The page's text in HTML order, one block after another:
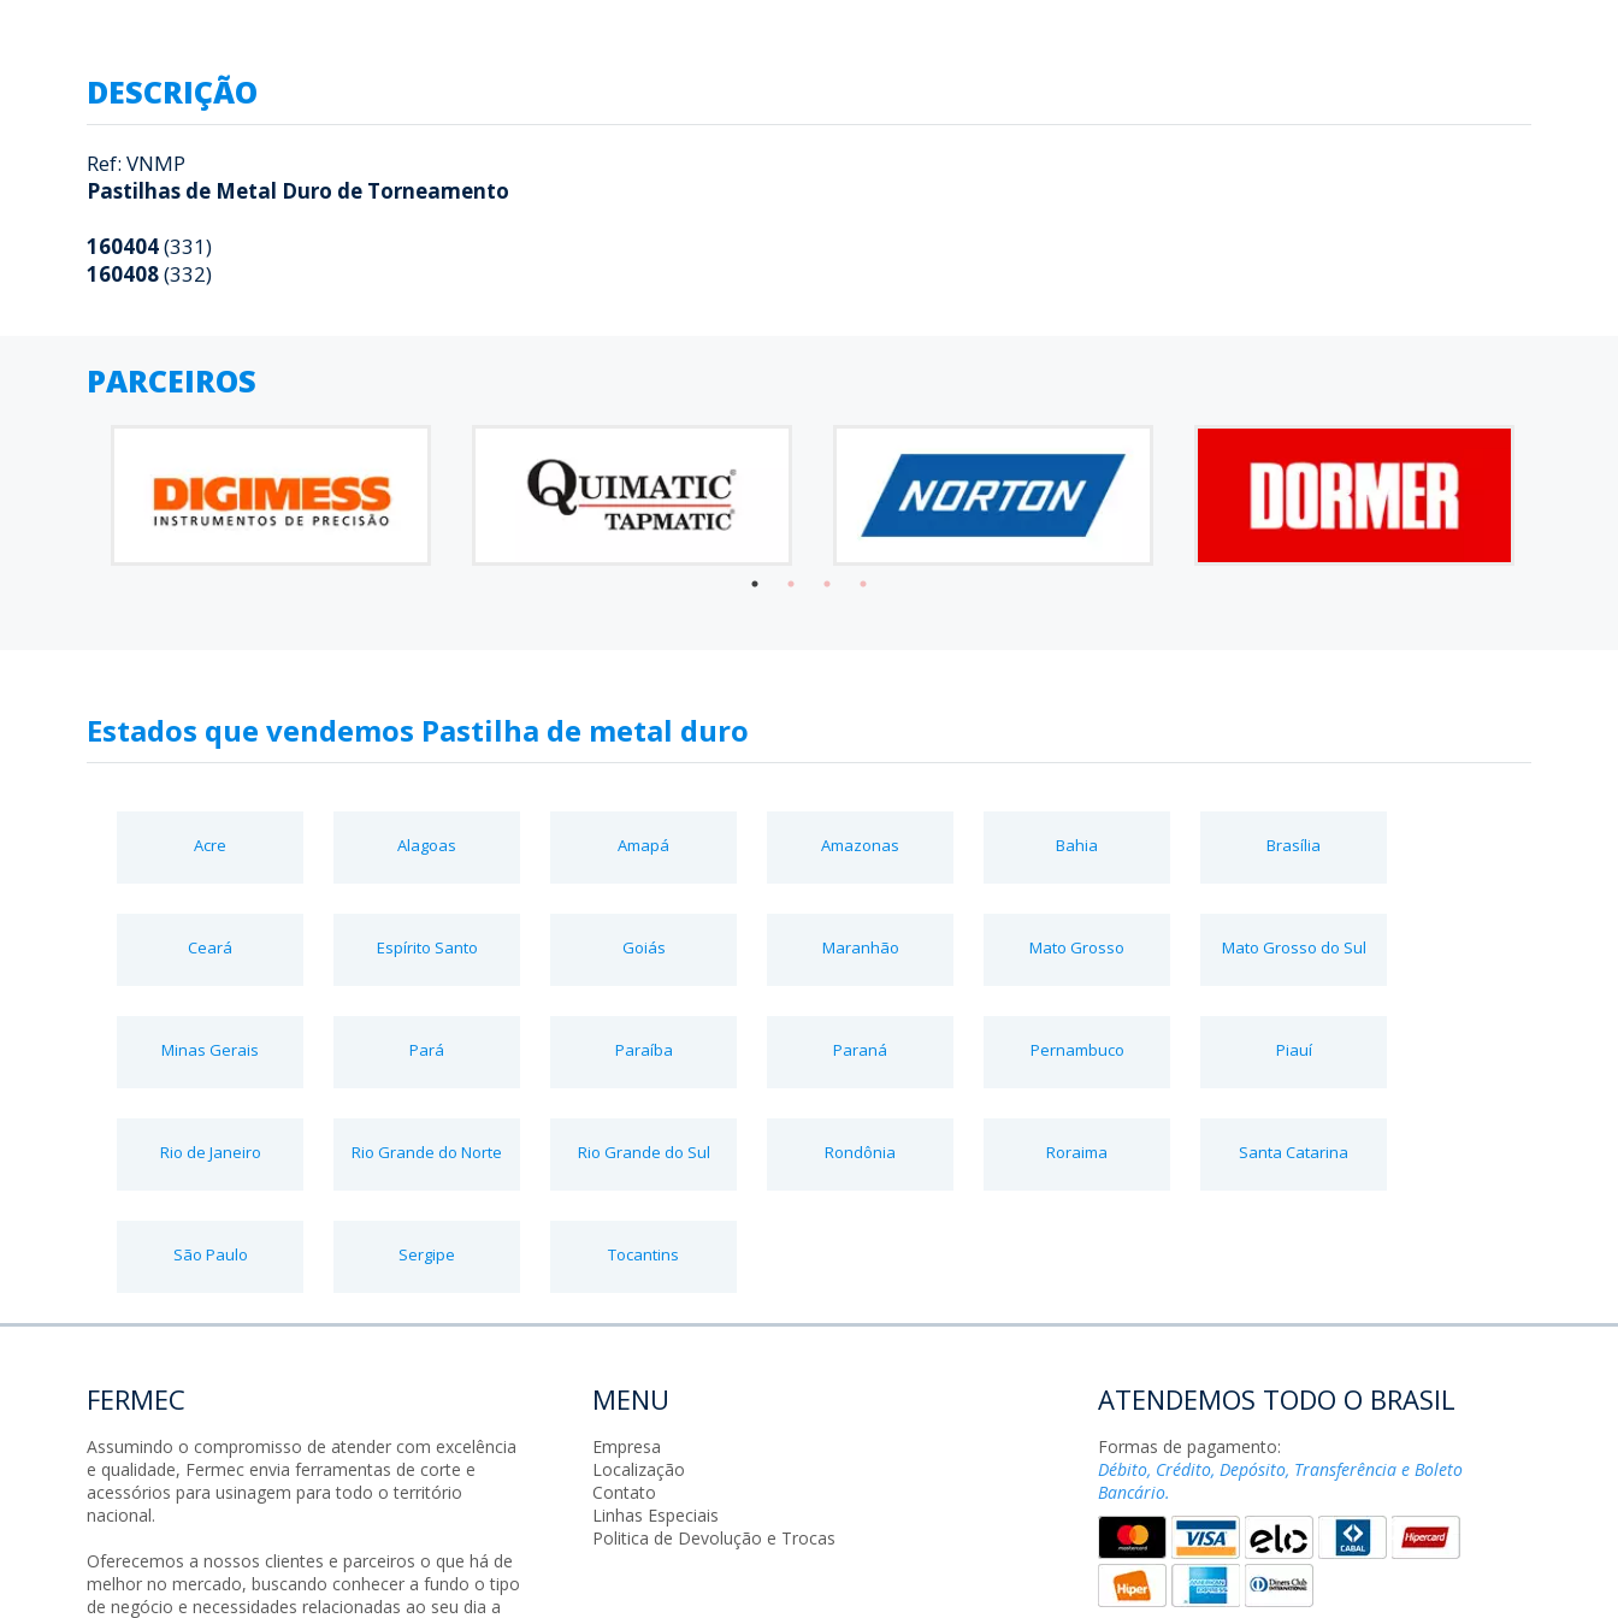
DESCRIÇÃO
Ref: VNMP
Pastilhas de Metal Duro de Torneamento
160404(331)
160408(332)
PARCEIROS
Estados que vendemos Pastilha de metal duro
Acre Alagoas Amapá Amazonas Bahia Brasília
Ceará Espírito Santo Goiás Maranhão Mato Grosso Mato Grosso do Sul
Minas Gerais Pará Paraíba Paraná Pernambuco Piauí
Rio de Janeiro Rio Grande do Norte Rio Grande do Sul Rondônia Roraima Santa Catarina
São Paulo Sergipe Tocantins
FERMEC
Assumindo o compromisso de atender com excelência
e qualidade, Fermec envia ferramentas de corte e
acessórios para usinagem para todo o território
nacional.
Oferecemos a nossos clientes e parceiros o que há de
melhor no mercado, buscando conhecer a fundo o tipo
de negócio e necessidades relacionadas ao seu dia a
MENU
Empresa
Localização
Contato
Linhas Especiais
Politica de Devolução e Trocas
ATENDEMOS TODO O BRASIL
Formas de pagamento:
Débito, Crédito, Depósito, Transferência e Boleto
Bancário.